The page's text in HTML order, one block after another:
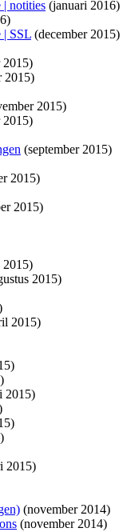
| notities (januari 2016)
| SSL (december 2015)
2015)
2015)
2015)
2015)
(september 2015)
2015)
2015)
2015)
2015)
2015)
2015)
2015)
(november 2014)
(november 2014)